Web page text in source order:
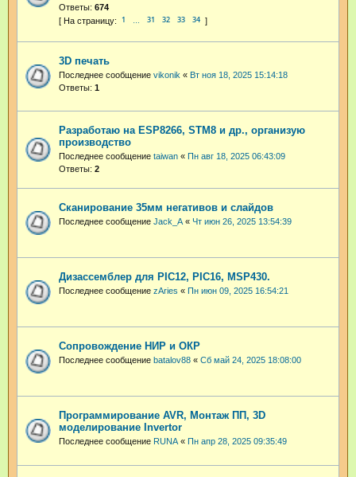
Ответы: 674
1 31 32 33 34
3D печать
Последнее сообщение vikonik « Вт ноя 18, 2025 15:14:18
Ответы: 1
Разработаю на ESP8266, STM8 и др., организую
производство
Последнее сообщение taiwan « Пн авг 18, 2025 06:43:09
Ответы: 2
Сканирование 35мм негативов и слайдов
Последнее сообщение Jack_A « Чт июн 26, 2025 13:54:39
Дизассемблер для PIC12, PIC16, MSP430.
Последнее сообщение zAries « Пн июн 09, 2025 16:54:21
Сопровождение НИР и ОКР
Последнее сообщение batalov88 « Сб май 24, 2025 18:08:00
Программирование AVR, Монтаж ПП, 3D
моделирование Invertor
Последнее сообщение RUNA « Пн апр 28, 2025 09:35:49